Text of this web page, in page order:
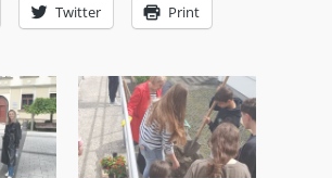
Twitter Print